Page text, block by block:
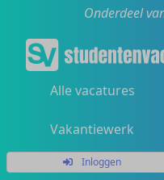
Onderdeel
Alle vacatures
Vakantiewerk
Inloggen